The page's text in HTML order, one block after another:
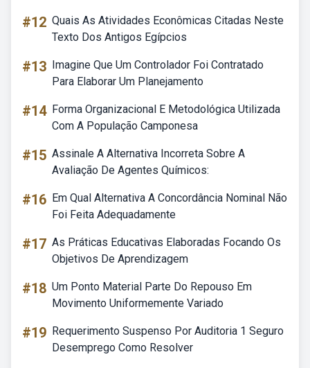
#12 Quais As Atividades Econômicas Citadas Neste
Texto Dos Antigos Egípcios
#13 Imagine Que Um Controlador Foi Contratado
Para Elaborar Um Planejamento
#14 Forma Organizacional E Metodológica Utilizada
Com A População Camponesa
#15 Assinale A Alternativa Incorreta Sobre A
Avaliação De Agentes Químicos:
#16 Em Qual Alternativa A Concordância Nominal Não
Foi Feita Adequadamente
#17 As Práticas Educativas Elaboradas Focando Os
Objetivos De Aprendizagem
#18 Um Ponto Material Parte Do Repouso Em
Movimento Uniformemente Variado
#19 Requerimento Suspenso Por Auditoria 1 Seguro
Desemprego Como Resolver